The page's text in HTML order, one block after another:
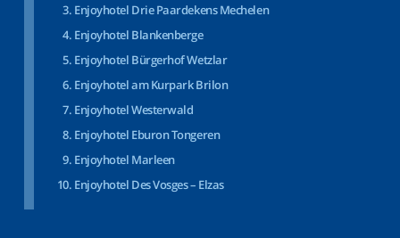
Enjoyhotel Drie Paardekens Mechelen
Enjoyhotel Blankenberge
Enjoyhotel Bürgerhof Wetzlar
Enjoyhotel am Kurpark Brilon
Enjoyhotel Westerwald
Enjoyhotel Eburon Tongeren
Enjoyhotel Marleen
Enjoyhotel Des Vosges – Elzas